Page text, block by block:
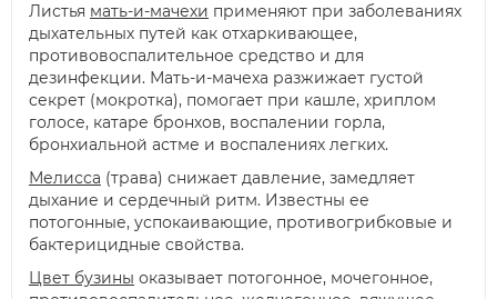
Листья мать-и-мачехи применяют при заболеваниях
дыхательных путей как отхаркивающее,
противовоспалительное средство и для
дезинфекции. Мать-и-мачеха разжижает густой
секрет (мокротка), помогает при кашле, хриплом
голосе, катаре бронхов, воспалении горла,
бронхиальной астме и воспалениях легких.
Мелисса (трава) снижает давление, замедляет
дыхание и сердечный ритм. Известны ее
потогонные, успокаивающие, противогрибковые и
бактерицидные свойства.
Цвет бузины оказывает потогонное, мочегонное,